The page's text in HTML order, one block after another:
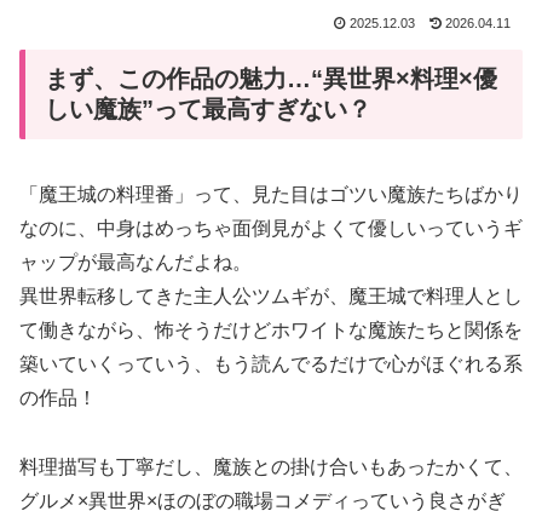
2025.12.03 2026.04.11
まず、この作品の魅力…“異世界×料理×優
しい魔族”って最高すぎない？
「魔王城の料理番」って、見た目はゴツい魔族たちばかり
なのに、中身はめっちゃ面倒見がよくて優しいっていうギ
ャップが最高なんだよね。
異世界転移してきた主人公ツムギが、魔王城で料理人とし
て働きながら、怖そうだけどホワイトな魔族たちと関係を
築いていくっていう、もう読んでるだけで心がほぐれる系
の作品！
料理描写も丁寧だし、魔族との掛け合いもあったかくて、
グルメ×異世界×ほのぼの職場コメディっていう良さがぎ